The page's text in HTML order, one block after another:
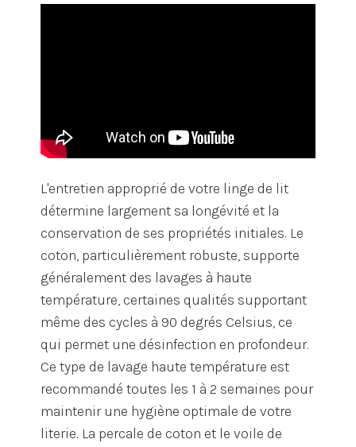
L'entretien approprié de votre linge de lit
détermine largement sa longévité et la
conservation de ses propriétés initiales. Le
coton, particulièrement robuste, supporte
généralement des lavages à haute
température, certaines qualités supportant
même des cycles à 90 degrés Celsius, ce
qui permet une désinfection en profondeur.
Ce type de lavage haute température est
recommandé toutes les 1 à 2 semaines pour
maintenir une hygiène optimale de votre
literie. La percale de coton et le voile de